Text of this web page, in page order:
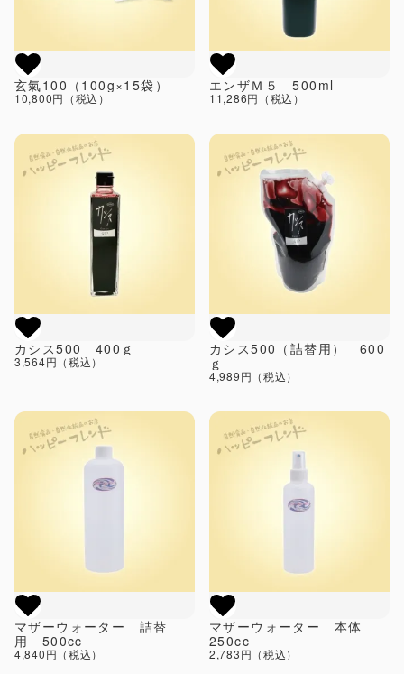
玄氣100（100g×15袋）
10,800円（税込）
エンザＭ５ 500ml
11,286円（税込）
カシス500 400ｇ
3,564円（税込）
カシス500（詰替用） 600
ｇ
4,989円（税込）
マザーウォーター 詰替
用 500cc
4,840円（税込）
マザーウォーター 本体
250cc
2,783円（税込）